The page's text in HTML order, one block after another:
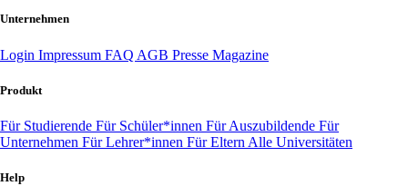
Unternehmen
Login Impressum FAQ AGB Presse Magazine
Produkt
Für Studierende Für Schüler*innen Für Auszubildende Für
Unternehmen Für Lehrer*innen Für Eltern Alle Universitäten
Help